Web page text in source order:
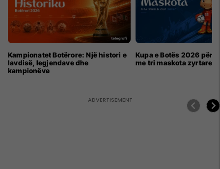
Kampionatet Botërore: Një histori e
lavdisë, legjendave dhe
kampionëve
Kupa e Botës 2026 për
me tri maskota zyrtare